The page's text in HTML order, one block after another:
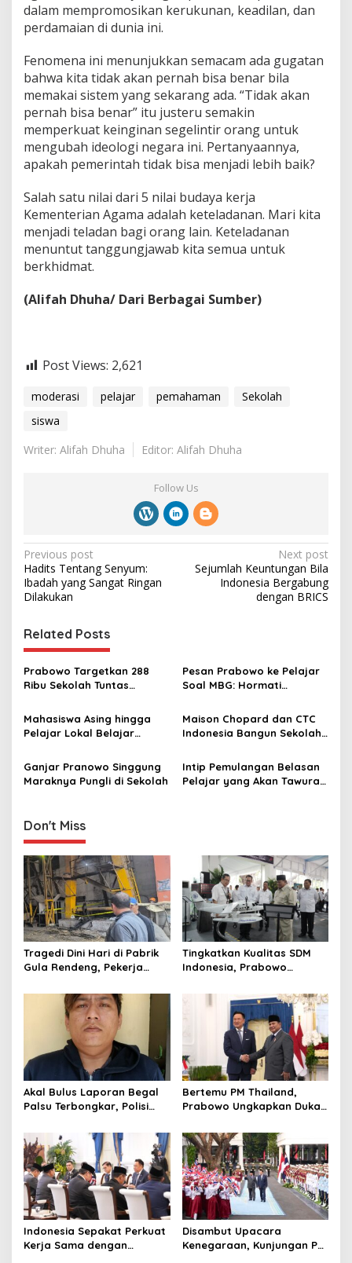
dalam mempromosikan kerukunan, keadilan, dan
perdamaian di dunia ini.
Fenomena ini menunjukkan semacam ada gugatan
bahwa kita tidak akan pernah bisa benar bila
memakai sistem yang sekarang ada. “Tidak akan
pernah bisa benar” itu justeru semakin
memperkuat keinginan segelintir orang untuk
mengubah ideologi negara ini. Pertanyaannya,
apakah pemerintah tidak bisa menjadi lebih baik?
Salah satu nilai dari 5 nilai budaya kerja
Kementerian Agama adalah keteladanan. Mari kita
menjadi teladan bagi orang lain. Keteladanan
menuntut tanggungjawab kita semua untuk
berkhidmat.
(Alifah Dhuha/ Dari Berbagai Sumber)
Post Views: 2,621
moderasi pelajar pemahaman
Sekolah
siswa
Writer: Alifah Dhuha
Editor: Alifah Dhuha
Follow Us
P
o
s
t
n
a
v
i
g
t
o
n
Previous post
Hadits Tentang Senyum:
Ibadah yang Sangat Ringan
Dilakukan
Next post
Sejumlah Keuntungan Bila
Indonesia Bergabung
dengan BRICS
Related Posts
Prabowo Targetkan 288
Ribu Sekolah Tuntas
Pesan Prabowo ke Pelajar
Soal MBG: Hormati
Perlu Berterima Kasih pada
Prabowo
Mahasiswa Asing hingga
Pelajar Lokal Belajar
Museum Gubug Wayang
Bersama Kombes Tri
Suhartanto, Terima Kasih
Maison Chopard dan CTC
Indonesia Bangun Sekolah
Ganjar Pranowo Singgung
Maraknya Pungli di Sekolah
Intip Pemulangan Belasan
Pelajar yang Akan Tawuran
Don't Miss
Tragedi Dini Hari di Pabrik
Gula Rendeng, Pekerja
Pengangkat Tebu
Tingkatkan Kualitas SDM
Indonesia, Prabowo
hingga Undang Universitas
Terbaik Dunia
Akal Bulus Laporan Begal
Palsu Terbongkar, Polisi
Perusahaan untuk Crypto
Bertemu PM Thailand,
Prabowo Ungkapkan Duka
Selamat Ulang Tahun ke
Raja Thailand
Indonesia Sepakat Perkuat
Kerja Sama dengan
Disambut Upacara
Kenegaraan, Kunjungan PM